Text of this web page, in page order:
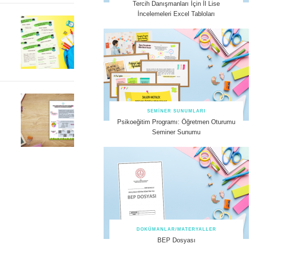
Tercih Danışmanları İçin İl Lise
İncelemeleri Excel Tabloları
SEMINER SUNUMLARI
Psikoeğitim Programı: Öğretmen Oturumu
Seminer Sunumu
DOKÜMANLAR/MATERYALLER
BEP Dosyası